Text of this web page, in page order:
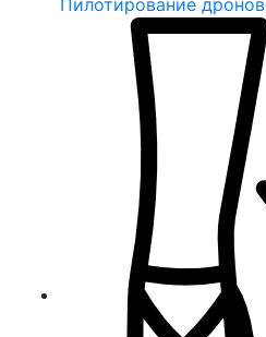
Пилотирование дронов